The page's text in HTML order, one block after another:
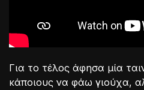
Για το τέλος άφησα μία
κάποιους να φάω γιούχα,